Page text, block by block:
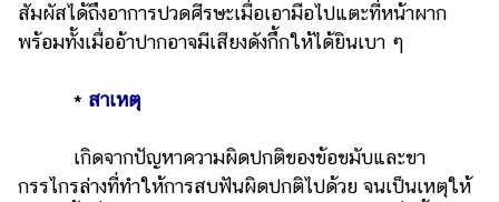
สัมผัสได้ถึงอาการปวดศีรษะเมื่อเอามือไปแตะที่หน้าผาก
พร้อมทั้งเมื่ออ้าปากอาจมีเสียงดังกึ้กให้ได้ยินเบา ๆ
* สาเหตุ
เกิดจากปัญหาความผิดปกติของข้อขมับและขา
กรรไกรล่างที่ทำให้การสบฟันผิดปกติไปด้วย จนเป็นเหตุให้